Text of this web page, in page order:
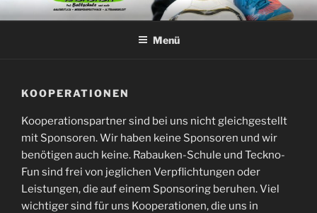
Zum
InhaltTECKNO-FUN
Sportspielspezifisch- Kognitiv – Basis für Spitzenleistung ist die
Menü
KOOPERATIONEN
Kooperationspartner sind bei uns nicht gleichgestellt
mit Sponsoren. Wir haben keine Sponsoren und wir
benötigen auch keine. Rabauken-Schule und Teckno-
Fun sind frei von jeglichen Verpflichtungen oder
Leistungen, die auf einem Sponsoring beruhen. Viel
wichtiger sind für uns Kooperationen, die uns in